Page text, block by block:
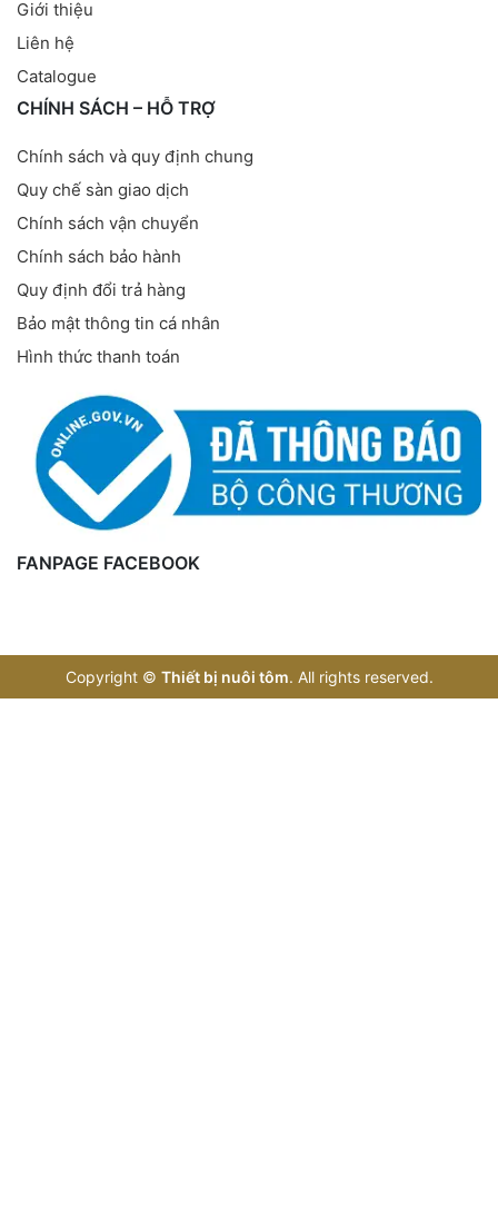
Giới thiệu
Liên hệ
Catalogue
CHÍNH SÁCH – HỖ TRỢ
Chính sách và quy định chung
Quy chế sàn giao dịch
Chính sách vận chuyển
Chính sách bảo hành
Quy định đổi trả hàng
Bảo mật thông tin cá nhân
Hình thức thanh toán
FANPAGE FACEBOOK
Copyright © Thiết bị nuôi tôm. All rights reserved.